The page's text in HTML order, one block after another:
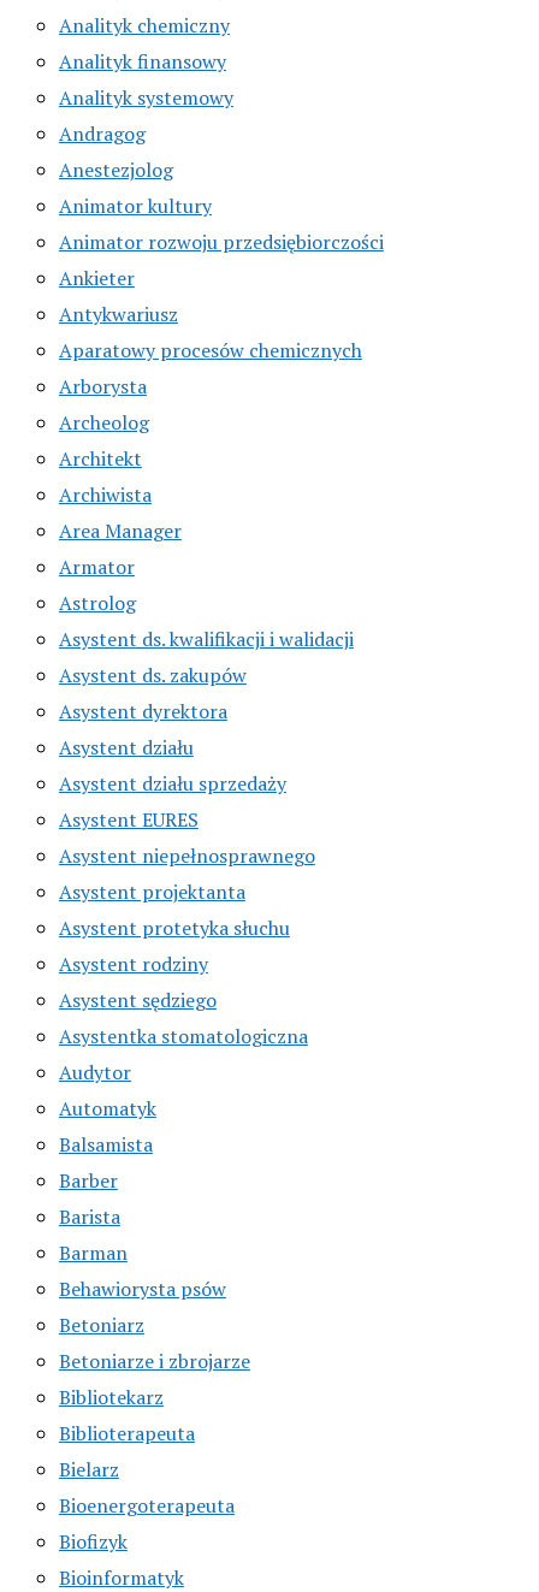
Analityk chemiczny
Analityk finansowy
Analityk systemowy
Andragog
Anestezjolog
Animator kultury
Animator rozwoju przedsiębiorczości
Ankieter
Antykwariusz
Aparatowy procesów chemicznych
Arborysta
Archeolog
Architekt
Archiwista
Area Manager
Armator
Astrolog
Asystent ds. kwalifikacji i walidacji
Asystent ds. zakupów
Asystent dyrektora
Asystent działu
Asystent działu sprzedaży
Asystent EURES
Asystent niepełnosprawnego
Asystent projektanta
Asystent protetyka słuchu
Asystent rodziny
Asystent sędziego
Asystentka stomatologiczna
Audytor
Automatyk
Balsamista
Barber
Barista
Barman
Behawiorysta psów
Betoniarz
Betoniarze i zbrojarze
Bibliotekarz
Biblioterapeuta
Bielarz
Bioenergoterapeuta
Biofizyk
Bioinformatyk